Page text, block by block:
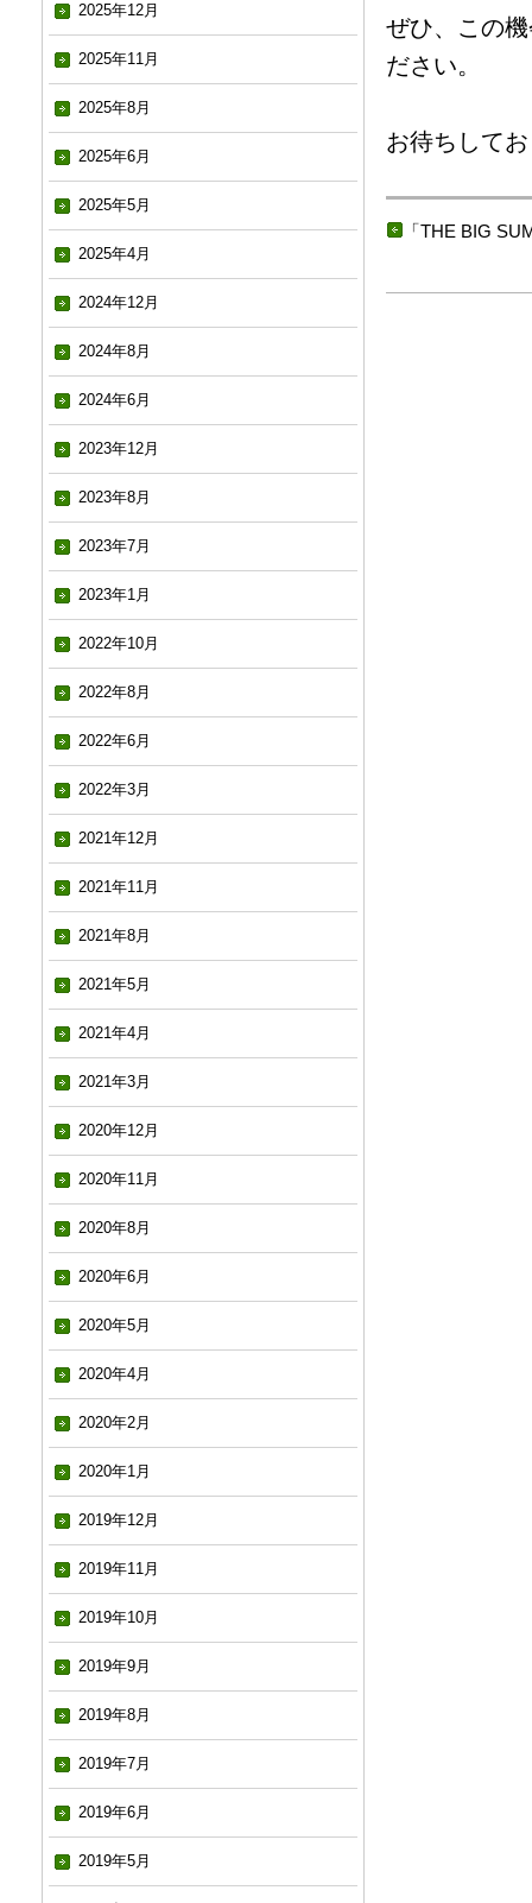
2025年12月
2025年11月
2025年8月
2025年6月
2025年5月
2025年4月
2024年12月
2024年8月
2024年6月
2023年12月
2023年8月
2023年7月
2023年1月
2022年10月
2022年8月
2022年6月
2022年3月
2021年12月
2021年11月
2021年8月
2021年5月
2021年4月
2021年3月
2020年12月
2020年11月
2020年8月
2020年6月
2020年5月
2020年4月
2020年2月
2020年1月
2019年12月
2019年11月
2019年10月
2019年9月
2019年8月
2019年7月
2019年6月
2019年5月
ぜひ、この
ださい。
お待ちして
「THE BIG